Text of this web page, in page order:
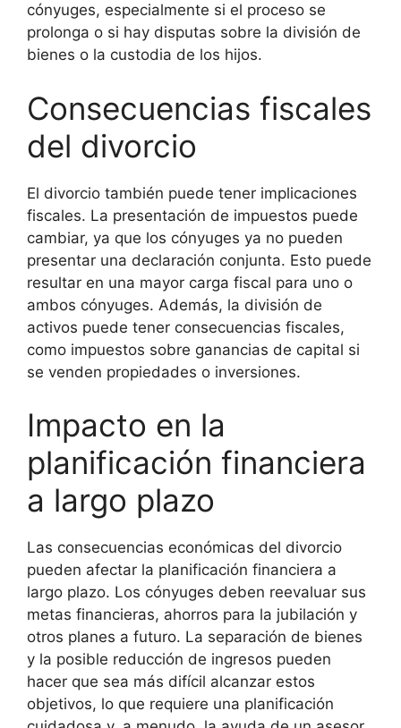
cónyuges, especialmente si el proceso se
prolonga o si hay disputas sobre la división de
bienes o la custodia de los hijos.
Consecuencias fiscales
del divorcio
El divorcio también puede tener implicaciones
fiscales. La presentación de impuestos puede
cambiar, ya que los cónyuges ya no pueden
presentar una declaración conjunta. Esto puede
resultar en una mayor carga fiscal para uno o
ambos cónyuges. Además, la división de
activos puede tener consecuencias fiscales,
como impuestos sobre ganancias de capital si
se venden propiedades o inversiones.
Impacto en la
planificación financiera
a largo plazo
Las consecuencias económicas del divorcio
pueden afectar la planificación financiera a
largo plazo. Los cónyuges deben reevaluar sus
metas financieras, ahorros para la jubilación y
otros planes a futuro. La separación de bienes
y la posible reducción de ingresos pueden
hacer que sea más difícil alcanzar estos
objetivos, lo que requiere una planificación